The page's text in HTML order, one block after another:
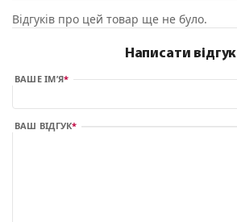
Відгуків про цей товар ще не було.
Написати відгук
ВАШЕ ІМ’Я
ВАШ ВІДГУК